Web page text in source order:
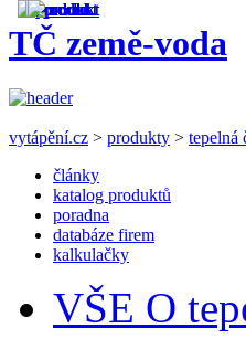
TČ země-voda
vytápění.cz > produkty > tepelná
články
katalog produktů
poradna
databáze firem
kalkulačky
VŠE O